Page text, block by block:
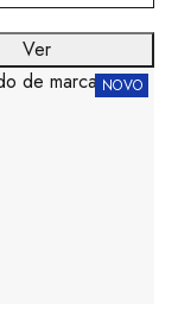
NOVO
Ver